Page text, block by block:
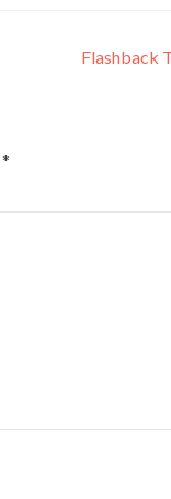
Flashback
*